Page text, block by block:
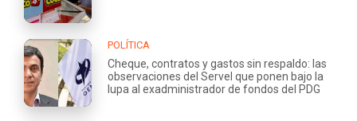
POLÍTICA
Cheque, contratos y gastos sin respaldo: las
observaciones del Servel que ponen bajo la
lupa al exadministrador de fondos del PDG